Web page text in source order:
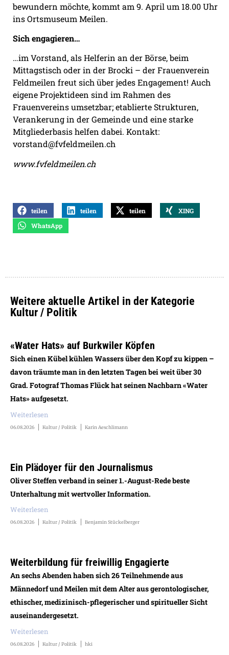
bewundern möchte, kommt am 9. April um 18.00 Uhr
ins Ortsmuseum Meilen.
Sich engagieren…
…im Vorstand, als Helferin an der Börse, beim
Mittagstisch oder in der Brocki – der Frauenverein
Feldmeilen freut sich über jedes Engagement! Auch
eigene Projektideen sind im Rahmen des
Frauenvereins umsetzbar; etablierte Strukturen,
Verankerung in der Gemeinde und eine starke
Mitgliederbasis helfen dabei. Kontakt:
vorstand@fvfeldmeilen.ch
www.fvfeldmeilen.ch
teilen teilen teilen
XING
WhatsApp
Weitere aktuelle Artikel in der Kategorie
Kultur / Politik
«Water Hats» auf Burkwiler Köpfen
Sich einen Kübel kühlen Wassers über den Kopf zu kippen –
davon träumte man in den letzten Tagen bei weit über 30
Grad. Fotograf Thomas Flück hat seinen Nachbarn «Water
Hats» aufgesetzt.
Weiterlesen
06.08.2026 Kultur / Politik Karin Aeschlimann
Ein Plädoyer für den Journalismus
Oliver Steffen verband in seiner 1.-August-Rede beste
Unterhaltung mit wertvoller Information.
Weiterlesen
06.08.2026 Kultur / Politik Benjamin Stückelberger
Weiterbildung für freiwillig Engagierte
An sechs Abenden haben sich 26 Teilnehmende aus
Männedorf und Meilen mit dem Alter aus gerontologischer,
ethischer, medizinisch-pflegerischer und spiritueller Sicht
auseinandergesetzt.
Weiterlesen
06.08.2026 Kultur / Politik hki